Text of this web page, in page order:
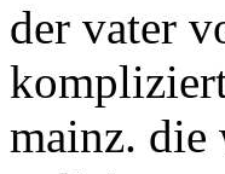
der vater
mainz. die